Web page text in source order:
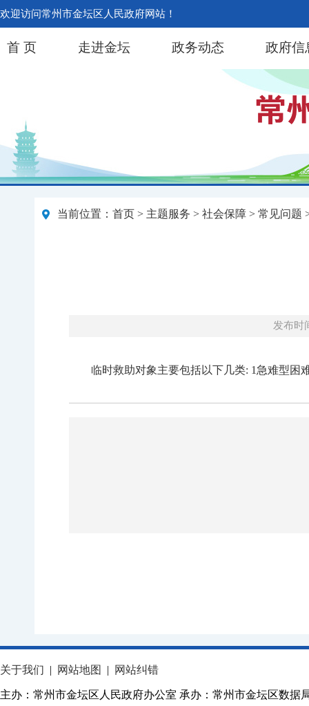
欢迎访问常州市金坛区人民政府网站！
首 页 走进金坛 政务动态 政府信
当前位置： 首页 > 主题服务 > 社会保障 > 常见问题
发布时
临时救助对象主要包括以下几类: 1急难型困
关于我们 | 网站地图 | 网站纠错
主办：常州市金坛区人民政府办公室 承办：常州市金坛区数据